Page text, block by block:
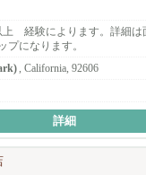
ください
ます。
上 経験によります。詳細は
プになります。
, California, 92606
詳細